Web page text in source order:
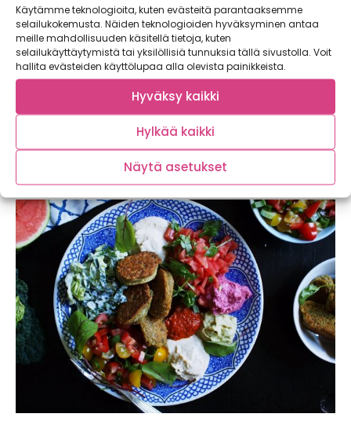
Käytämme teknologioita, kuten evästeitä parantaaksemme
selailukokemusta. Näiden teknologioiden hyväksyminen antaa
meille mahdollisuuden käsitellä tietoja, kuten
selailukäyttäytymistä tai yksilöllisiä tunnuksia tällä sivustolla. Voit
hallita evästeiden käyttölupaa alla olevista painikkeista.
Hyväksy kaikki
Hylkää kaikki
Näytä asetukset
Cottage pie kotimaisilla juureksilla – se
parempi jauheliha-perunasoselaatikko
Cottage pie on brittiläinen klassikkoruoka, jossa yhdistyvät
tuhti jauhelihakastike ja maukas perunamuussi. Se...